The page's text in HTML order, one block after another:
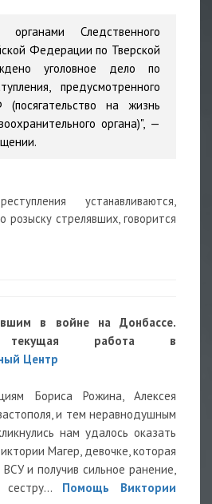
органами Следственного
Федерации по Тверской
уголовное дело по
предусмотренного
на жизнь
органа)", —
устанавливаются,
розыску стрелявших, говорится
в войне на Донбассе.
работа в
Центр
Бориса Рожина, Алексея
и тем неравнодушным
нам удалось оказать
Магер, девочке, которая
и получив сильное ранение,
сестру... Помощь Виктории